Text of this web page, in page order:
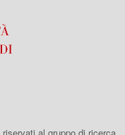
al gruppo di ricerca